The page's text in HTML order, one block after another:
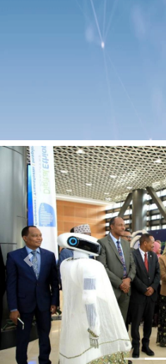
Previous